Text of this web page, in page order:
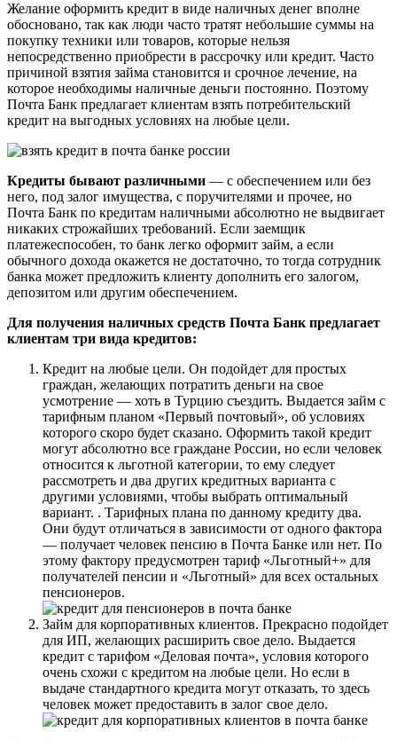
Желание оформить кредит в виде наличных денег вполне
обосновано, так как люди часто тратят небольшие суммы на
покупку техники или товаров, которые нельзя
непосредственно приобрести в рассрочку или кредит. Часто
причиной взятия займа становится и срочное лечение, на
которое необходимы наличные деньги постоянно. Поэтому
Почта Банк предлагает клиентам взять потребительский
кредит на выгодных условиях на любые цели.
Кредиты бывают различными — с обеспечением или без
него, под залог имущества, с поручителями и прочее, но
Почта Банк по кредитам наличными абсолютно не выдвигает
никаких строжайших требований. Если заемщик
платежеспособен, то банк легко оформит займ, а если
обычного дохода окажется не достаточно, то тогда сотрудник
банка может предложить клиенту дополнить его залогом,
депозитом или другим обеспечением.
Для получения наличных средств Почта Банк предлагает
клиентам три вида кредитов:
Кредит на любые цели. Он подойдет для простых
граждан, желающих потратить деньги на свое
усмотрение — хоть в Турцию съездить. Выдается займ с
тарифным планом «Первый почтовый», об условиях
которого скоро будет сказано. Оформить такой кредит
могут абсолютно все граждане России, но если человек
относится к льготной категории, то ему следует
рассмотреть и два других кредитных варианта с
другими условиями, чтобы выбрать оптимальный
вариант. . Тарифных плана по данному кредиту два.
Они будут отличаться в зависимости от одного фактора
— получает человек пенсию в Почта Банке или нет. По
этому фактору предусмотрен тариф «Льготный+» для
получателей пенсии и «Льготный» для всех остальных
пенсионеров.
Займ для корпоративных клиентов. Прекрасно подойдет
для ИП, желающих расширить свое дело. Выдается
кредит с тарифом «Деловая почта», условия которого
очень схожи с кредитом на любые цели. Но если в
выдаче стандартного кредита могут отказать, то здесь
человек может предоставить в залог свое дело.